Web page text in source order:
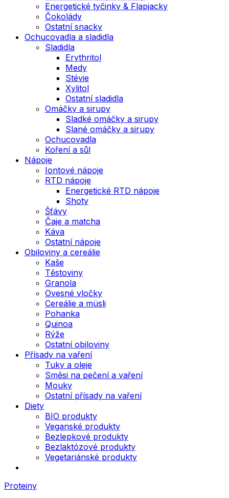
Energetické tyčinky & Flapjacky
Čokolády
Ostatní snacky
Ochucovadla a sladidla
Sladidla
Erythritol
Medy
Stévie
Xylitol
Ostatní sladidla
Omáčky a sirupy
Sladké omáčky a sirupy
Slané omáčky a sirupy
Ochucovadla
Koření a sůl
Nápoje
Iontové nápoje
RTD nápoje
Energetické RTD nápoje
Shoty
Šťávy
Čaje a matcha
Káva
Ostatní nápoje
Obiloviny a cereálie
Kaše
Těstoviny
Granola
Ovesné vločky
Cereálie a müsli
Pohanka
Quinoa
Rýže
Ostatní obiloviny
Přísady na vaření
Tuky a oleje
Směsi na pečení a vaření
Mouky
Ostatní přísady na vaření
Diety
BIO produkty
Veganské produkty
Bezlepkové produkty
Bezlaktózové produkty
Vegetariánské produkty
Proteiny